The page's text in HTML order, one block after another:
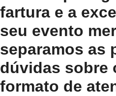
fartura e a
seu evento
separamos as
dúvidas sobre
formato de